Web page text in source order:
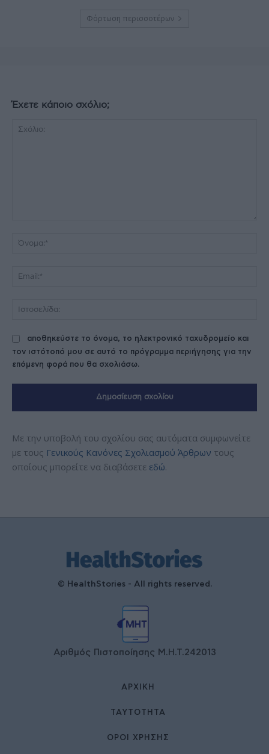
Φόρτωση περισσοτέρων
Έχετε κάποιο σχόλιο;
αποθηκεύστε το όνομα, το ηλεκτρονικό ταχυδρομείο και
τον ιστότοπό μου σε αυτό το πρόγραμμα περιήγησης για την
επόμενη φορά που θα σχολιάσω.
Με την υποβολή του σχολίου σας αυτόματα συμφωνείτε
με τους Γενικούς Κανόνες Σχολιασμού Άρθρων τους
οποίους μπορείτε να διαβάσετε εδώ.
© HealthStories - All rights reserved.
Αριθμός Πιστοποίησης Μ.Η.Τ.242013
ΑΡΧΙΚΉ
ΤΑΥΤΌΤΗΤΑ
ΌΡΟΙ ΧΡΉΣΗΣ